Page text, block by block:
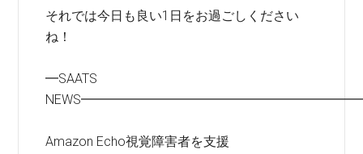
それでは今日も良い1日をお過ごしください
ね！
━SAATS
Amazon Echo視覚障害者を支援